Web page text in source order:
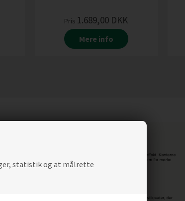
statistik og at målrette
Pris 1.689,00 DKK
Mere info